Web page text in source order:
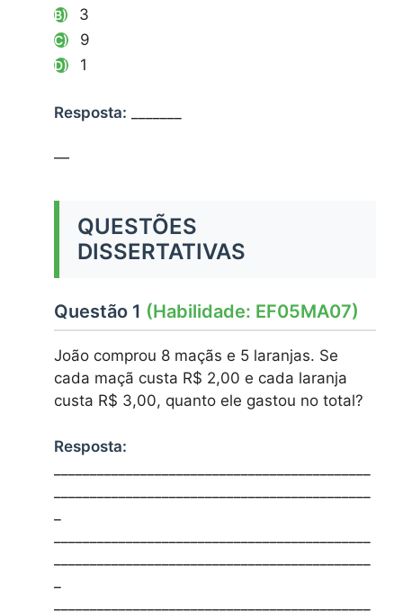
B) 3
C) 9
D) 1
Resposta:
—
QUESTÕES
DISSERTATIVAS
Questão 1 (Habilidade: EF05MA07)
João comprou 8 maçãs e 5 laranjas. Se
cada maçã custa R$ 2,00 e cada laranja
custa R$ 3,00, quanto ele gastou no total?
Resposta: